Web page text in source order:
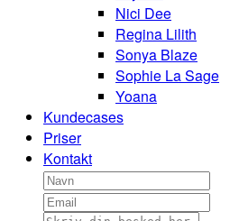
Nici Dee
Regina Lilith
Sonya Blaze
Sophie La Sage
Yoana
Kundecases
Priser
Kontakt